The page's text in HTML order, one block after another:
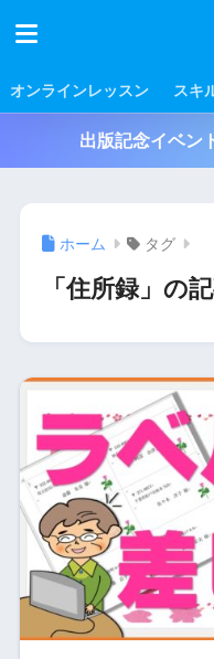
オンラインレッスン スキ
出版記念イベン
ホーム タグ
「住所録」の